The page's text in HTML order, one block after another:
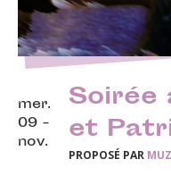
mer.
09 -
nov.
Soirée
et
PROPOSÉ PAR